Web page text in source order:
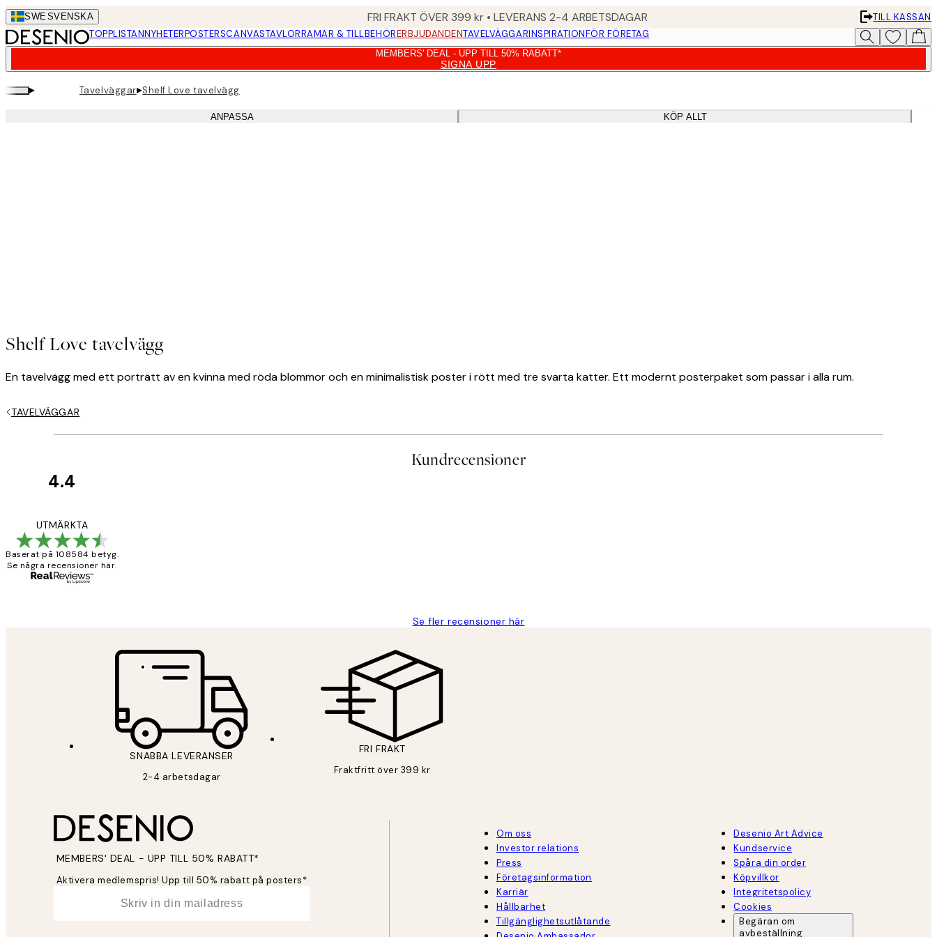
Skip
to
main
SWESVENSKA FRI FRAKT ÖVER 399 kr • LEVERANS 2-4 ARBETSDAGAR
TILL KASSAN
TOPPLISTANNYHETERPOSTERSCANVASTAVLORRAMAR & TILLBEHÖRERBJUDANDENTAVELVÄGGARINSPIRATIONFÖR FÖRETAG
MEMBERS' DEAL - UPP TILL 50% RABATT*
SIGNA UPP
▸ Tavelväggar▸Shelf Love tavelvägg
ANPASSA KÖP ALLT
Shelf Love tavelvägg
En tavelvägg med ett porträtt av en kvinna med röda blommor och en minimalistisk poster i rött med tre svarta katter. Ett modernt posterpaket som passar i alla rum.
TAVELVÄGGAR
Kundrecensioner
4.4
UTMÄRKTA
Baserat på 108584 betyg.
Se några recensioner här.
Se fler recensioner här
SNABBA LEVERANSER
2-4 arbetsdagar
FRI FRAKT
Fraktfritt över 399 kr
MEMBERS' DEAL - UPP TILL 50% RABATT*
Aktivera medlemspris! Upp till 50% rabatt på posters*
Om oss
Investor relations
Press
Företagsinformation
Karriär
Hållbarhet
Tillgänglighetsutlåtande
Desenio Art Advice
Kundservice
Spåra din order
Köpvillkor
Integritetspolicy
Cookies
Begäran om
avbeställning